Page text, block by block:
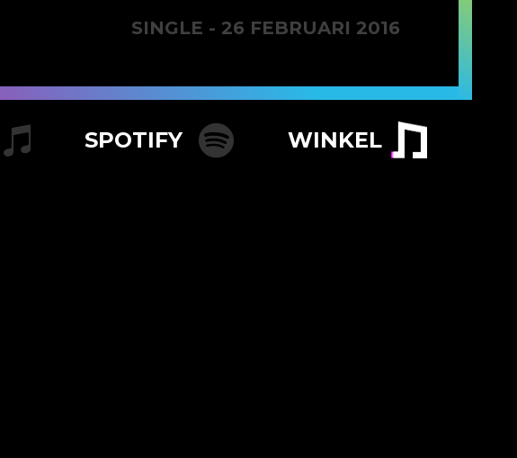
SINGLE - 26 FEBRUARI 2016
SPOTIFY WINKEL